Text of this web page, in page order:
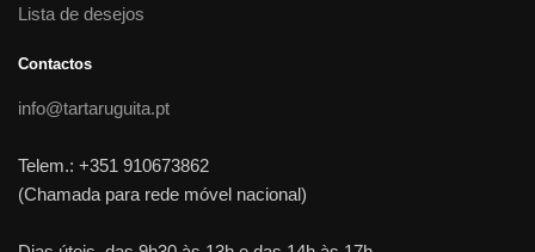
Lista de desejos
Contactos
info@tartaruguita.pt
Telem.: +351 910673862
(Chamada para rede móvel nacional)